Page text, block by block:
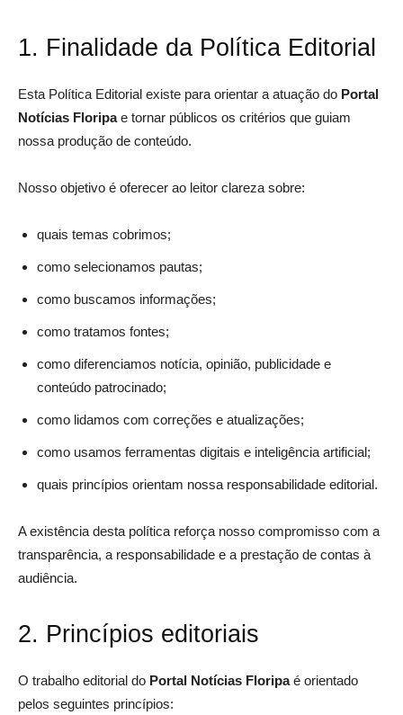
1. Finalidade da Política Editorial
Esta Política Editorial existe para orientar a atuação do Portal
Notícias Floripae tornar públicos os critérios que guiam
nossa produção de conteúdo.
Nosso objetivo é oferecer ao leitor clareza sobre:
quais temas cobrimos;
como selecionamos pautas;
como buscamos informações;
como tratamos fontes;
como diferenciamos notícia, opinião, publicidade e
conteúdo patrocinado;
como lidamos com correções e atualizações;
como usamos ferramentas digitais e inteligência artificial;
quais princípios orientam nossa responsabilidade editorial.
A existência desta política reforça nosso compromisso com a
transparência, a responsabilidade e a prestação de contas à
audiência.
2. Princípios editoriais
O trabalho editorial do Portal Notícias Floripaé orientado
pelos seguintes princípios: